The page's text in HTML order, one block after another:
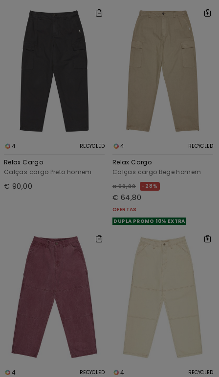
4 RECYCLED
Relax Cargo
Calças cargo Preto homem
€ 90,00
4 RECYCLED
Relax Cargo
Calças cargo Bege homem
€ 90,00 28%
€ 64,80
OFERTAS
DUPLA PROMO 10% EXTRA
4 RECYCLED 4 RECYCLED